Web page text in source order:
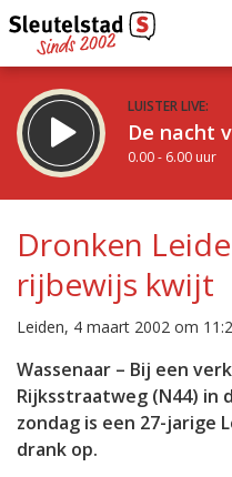
LUISTER LIVE:
De nacht
0.00 - 6.00 uur
De ochtend van
6.00 - 12.00 uur
Vorig uur
Inklappen
Dronken
rijbewijs kwijt
Leiden, 4 maart 2002 om
Wassenaar – Bij een
Rijksstraatweg (N44) in
zondag is een 27-jarige
drank op.